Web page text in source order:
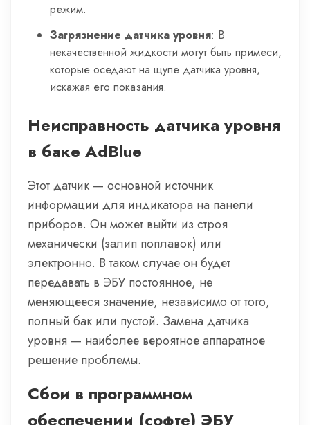
режим.
Загрязнение датчика уровня: В
некачественной жидкости могут быть примеси,
которые оседают на щупе датчика уровня,
искажая его показания.
Неисправность датчика уровня
в баке AdBlue
Этот датчик — основной источник
информации для индикатора на панели
приборов. Он может выйти из строя
механически (залип поплавок) или
электронно. В таком случае он будет
передавать в ЭБУ постоянное, не
меняющееся значение, независимо от того,
полный бак или пустой. Замена датчика
уровня — наиболее вероятное аппаратное
решение проблемы.
Сбои в программном
обеспечении (софте) ЭБУ